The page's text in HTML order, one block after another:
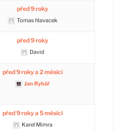
před 9 roky
Tomas hlavacek
před 9 roky
David
před 9 roky a 2 měsíci
Jan Rybář
před 9 roky a 5 měsíci
Karel Mimra